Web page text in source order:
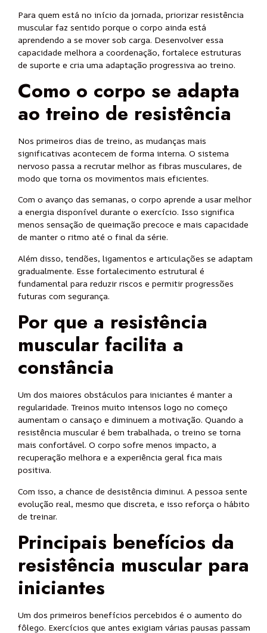
Para quem está no início da jornada, priorizar resistência
muscular faz sentido porque o corpo ainda está
aprendendo a se mover sob carga. Desenvolver essa
capacidade melhora a coordenação, fortalece estruturas
de suporte e cria uma adaptação progressiva ao treino.
Como o corpo se adapta
ao treino de resistência
Nos primeiros dias de treino, as mudanças mais
significativas acontecem de forma interna. O sistema
nervoso passa a recrutar melhor as fibras musculares, de
modo que torna os movimentos mais eficientes.
Com o avanço das semanas, o corpo aprende a usar melhor
a energia disponível durante o exercício. Isso significa
menos sensação de queimação precoce e mais capacidade
de manter o ritmo até o final da série.
Além disso, tendões, ligamentos e articulações se adaptam
gradualmente. Esse fortalecimento estrutural é
fundamental para reduzir riscos e permitir progressões
futuras com segurança.
Por que a resistência
muscular facilita a
constância
Um dos maiores obstáculos para iniciantes é manter a
regularidade. Treinos muito intensos logo no começo
aumentam o cansaço e diminuem a motivação. Quando a
resistência muscular é bem trabalhada, o treino se torna
mais confortável. O corpo sofre menos impacto, a
recuperação melhora e a experiência geral fica mais
positiva.
Com isso, a chance de desistência diminui. A pessoa sente
evolução real, mesmo que discreta, e isso reforça o hábito
de treinar.
Principais benefícios da
resistência muscular para
iniciantes
Um dos primeiros benefícios percebidos é o aumento do
fôlego. Exercícios que antes exigiam várias pausas passam